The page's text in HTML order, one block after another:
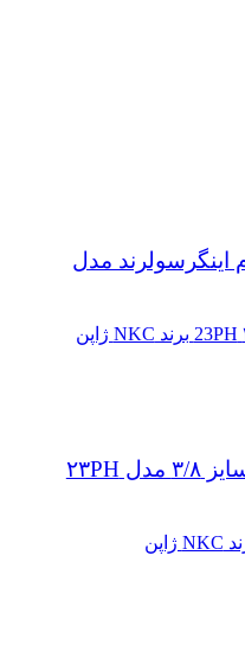
۵۰۰ کیلوگرم اینگرسولرند مدل
کوپلینگ نری شلنگ خور سایز ۳/۸ مدل ۲۳PH